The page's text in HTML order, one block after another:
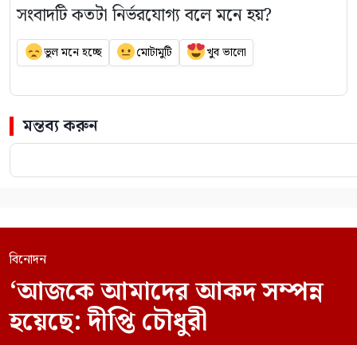
সংবাদটি কতটা নির্ভরযোগ্য বলে মনে হয়?
ভুল মনে হচ্ছে মোটামুটি খুব ভালো
মন্তব্য করুন
বিনোদন
‘আজকে আমাদের আকদ সম্পন্ন
হয়েছে: দীপ্তি চৌধুরী